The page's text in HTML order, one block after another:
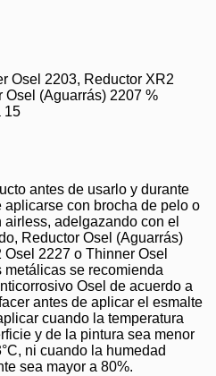
Osel 2203, Reductor XR2
Osel (Aguarrás) 2207 %
15
antes de usarlo y durante
aplicarse con brocha de pelo o
adelgazando con el
Reductor Osel (Aguarrás)
2227 o Thinner Osel
metálicas se recomienda
Osel de acuerdo a
antes de aplicar el esmalte
cuando la temperatura
y de la pintura sea menor
ni cuando la humedad
sea mayor a 80%.